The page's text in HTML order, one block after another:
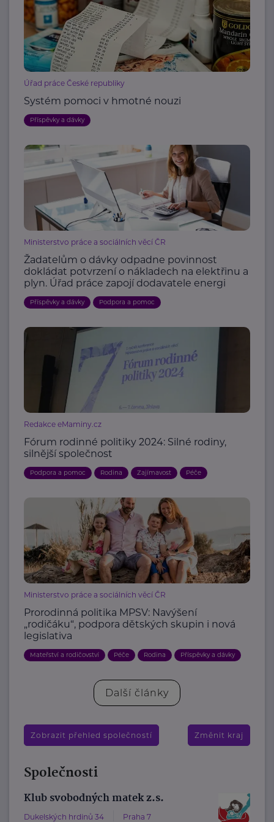
Úřad práce České republiky
Systém pomoci v hmotné nouzi
Příspěvky a dávky
Ministerstvo práce a sociálních věcí ČR
Žadatelům o dávky odpadne povinnost
dokládat potvrzení o nákladech na elektřinu a
plyn. Úřad práce zapojí dodavatele energi
Příspěvky a dávky Podpora a pomoc
Redakce eMaminy.cz
Fórum rodinné politiky 2024: Silné rodiny,
silnější společnost
Podpora a pomoc Rodina Zajímavost Péče
Ministerstvo práce a sociálních věcí ČR
Prorodinná politika MPSV: Navýšení
„rodičáku“, podpora dětských skupin i nová
legislativa
Mateřství a rodičovství Péče Rodina Příspěvky a dávky
Další články
Zobrazit přehled společností Změnit kraj
Společnosti
Klub svobodných matek z.s.
Dukelských hrdinů 34 Praha 7